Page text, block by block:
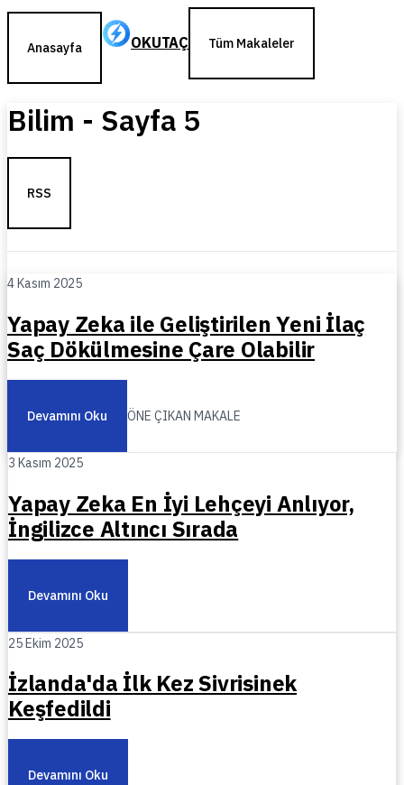
Anasayfa OKUTAÇ Tüm Makaleler
Bilim - Sayfa 5
RSS
4 Kasım 2025
Yapay Zeka ile Geliştirilen Yeni İlaç
Saç Dökülmesine Çare Olabilir
Devamını Oku ÖNE ÇIKAN MAKALE
3 Kasım 2025
Yapay Zeka En İyi Lehçeyi Anlıyor,
İngilizce Altıncı Sırada
Devamını Oku
25 Ekim 2025
İzlanda'da İlk Kez Sivrisinek
Keşfedildi
Devamını Oku